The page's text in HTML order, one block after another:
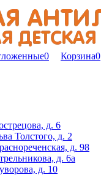
0 Корзина0
д. 6
Толстого, д. 2
д. 98
д. 6а
д. 10